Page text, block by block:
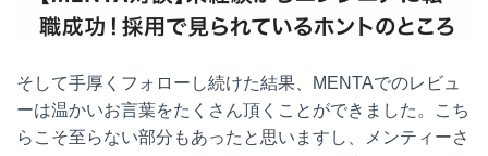
そして手厚くフォローし続けた結果、MENTAでのレビュ
ーは温かいお言葉をたくさん頂くことができました。こち
らこそ至らない部分もあったと思いますし、メンティーさ